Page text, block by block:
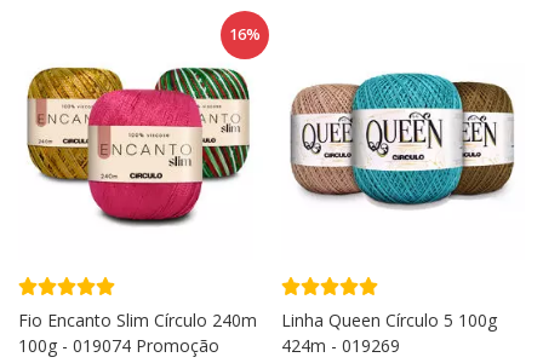
Fio Encanto Slim Círculo 240m
100g - 019074 Promoção
16%
Linha Queen Círculo 5 100g
424m - 019269